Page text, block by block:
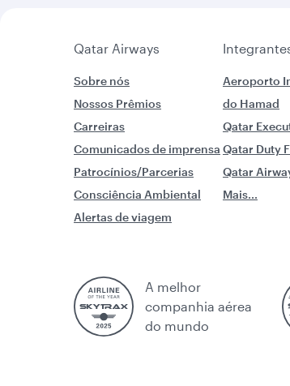
Qatar Airways
Sobre nós
Nossos Prêmios
Carreiras
Comunicados de imprensa
Patrocínios/Parcerias
Consciência Ambiental
Alertas de viagem
Aeroporto
do Hamad
Qatar
Qatar Duty
Qatar
Mais...
A melhor
companhia aérea
do mundo